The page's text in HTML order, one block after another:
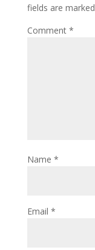
fields are marked
Comment *
Name *
Email *